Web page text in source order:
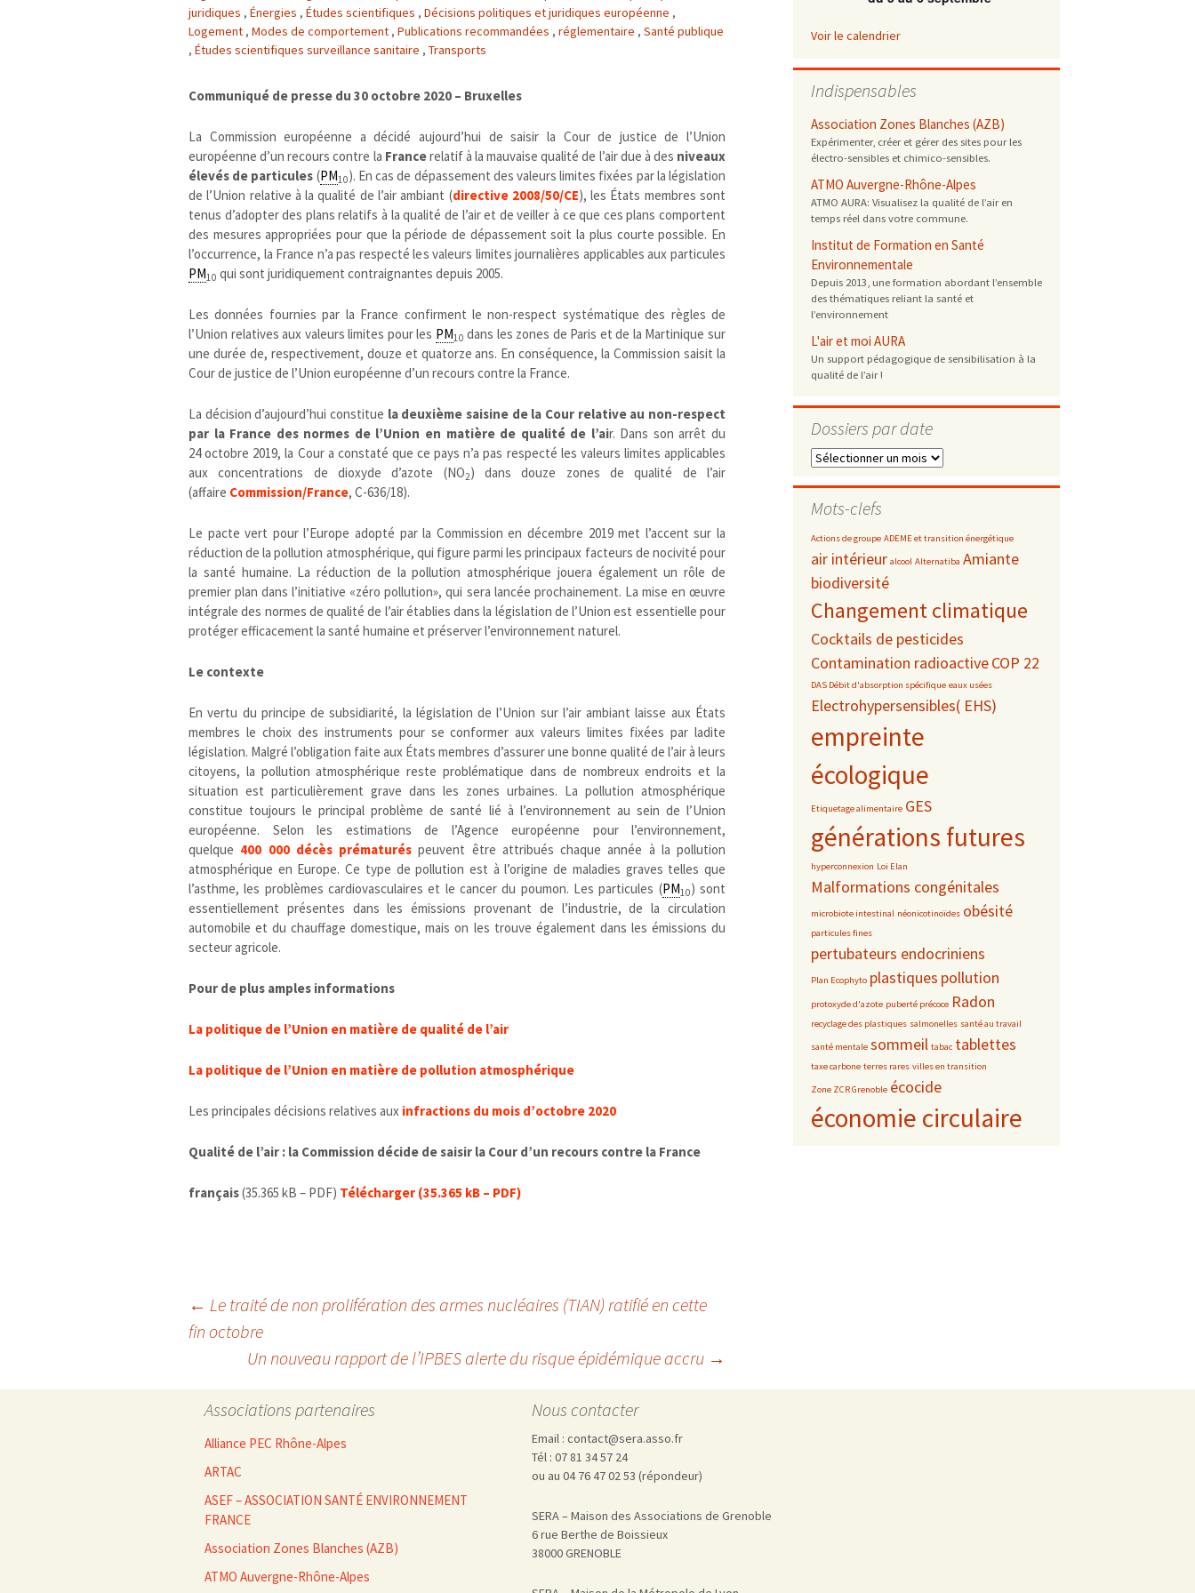
emballages
modes de conservation et de cuisson
positionnement citoyen / ONG
Biodiversité
Contamination infectieuse
cancérigène / mutagène / reprotoxique
métaux lourds et autres
perturbateurs endocriniens
PFAS
Déchets
économie circulaire
recyclage
traitements
Décisions politiques et juridiques
européenne
internationale
nationale
Eau
mers et océans
superficielles et souterraines
Énergies
fossiles
renouvelables / transition énergétique
Environnement numérique
Études scientifiques
épidémiologique
surveillance sanitaire
toxicologique
Jurisprudence
Logement
Modes de comportement
offre de soins
Petite enfance
dispositifs de santé, vaccins
Population à risque
adolescents
exposition professionnelle
femmes enceintes / enfants
Publications recommandées
mobile, WIFI, Linky, …)
Santé publique
Sols
Technologies
écrans / jeux vidéos
Tourisme
juridiques , Énergies , Études scientifiques , Décisions politiques et juridiques européenne ,
Logement , Modes de comportement , Publications recommandées , réglementaire , Santé publique
, Études scientifiques surveillance sanitaire , Transports
Communiqué de presse du 30 octobre 2020 – Bruxelles
La Commission européenne a décidé aujourd’hui de saisir la Cour de justice de l’Union
européenne d’un recours contre la Francerelatif à la mauvaise qualité de l’air due à des niveaux
élevés de particules (PM10). En cas de dépassement des valeurs limites fixées par la législation
de l’Union relative à la qualité de l’air ambiant (directive 2008/50/CE), les États membres sont
tenus d’adopter des plans relatifs à la qualité de l’air et de veiller à ce que ces plans comportent
des mesures appropriées pour que la période de dépassement soit la plus courte possible. En
l’occurrence, la France n’a pas respecté les valeurs limites journalières applicables aux particules
PM10 qui sont juridiquement contraignantes depuis 2005.
Les données fournies par la France confirment le non-respect systématique des règles de
l’Union relatives aux valeurs limites pour les PM10 dans les zones de Paris et de la Martinique sur
une durée de, respectivement, douze et quatorze ans. En conséquence, la Commission saisit la
Cour de justice de l’Union européenne d’un recours contre la France.
La décision d’aujourd’hui constitue la deuxième saisine de la Cour relative au non-respect
par la France des normes de l’Union en matière de qualité de l’air. Dans son arrêt du
24 octobre 2019, la Cour a constaté que ce pays n’a pas respecté les valeurs limites applicables
aux concentrations de dioxyde d’azote (NO2) dans douze zones de qualité de l’air
(affaire Commission/France, C-636/18).
Le pacte vert pour l’Europe adopté par la Commission en décembre 2019 met l’accent sur la
réduction de la pollution atmosphérique, qui figure parmi les principaux facteurs de nocivité pour
la santé humaine. La réduction de la pollution atmosphérique jouera également un rôle de
premier plan dans l’initiative «zéro pollution», qui sera lancée prochainement. La mise en œuvre
intégrale des normes de qualité de l’air établies dans la législation de l’Union est essentielle pour
protéger efficacement la santé humaine et préserver l’environnement naturel.
Le contexte
En vertu du principe de subsidiarité, la législation de l’Union sur l’air ambiant laisse aux États
membres le choix des instruments pour se conformer aux valeurs limites fixées par ladite
législation. Malgré l’obligation faite aux États membres d’assurer une bonne qualité de l’air à leurs
citoyens, la pollution atmosphérique reste problématique dans de nombreux endroits et la
situation est particulièrement grave dans les zones urbaines. La pollution atmosphérique
constitue toujours le principal problème de santé lié à l’environnement au sein de l’Union
européenne. Selon les estimations de l’Agence européenne pour l’environnement,
quelque 400 000 décès prématurés peuvent être attribués chaque année à la pollution
atmosphérique en Europe. Ce type de pollution est à l’origine de maladies graves telles que
l’asthme, les problèmes cardiovasculaires et le cancer du poumon. Les particules (PM10) sont
essentiellement présentes dans les émissions provenant de l’industrie, de la circulation
automobile et du chauffage domestique, mais on les trouve également dans les émissions du
secteur agricole.
Pour de plus amples informations
La politique de l’Union en matière de qualité de l’air
La politique de l’Union en matière de pollution atmosphérique
Les principales décisions relatives aux infractions du mois d’octobre 2020
Qualité de l’air : la Commission décide de saisir la Cour d’un recours contre la France
français(35.365 kB – PDF) Télécharger (35.365 kB – PDF)
Navigation
← Le traité de non prolifération des armes nucléaires (TIAN) ratifié en cette
fin octobre
Un nouveau rapport de l’IPBES alerte du risque épidémique accru →
Voir le calendrier
Indispensables
Association Zones Blanches (AZB)
Expérimenter, créer et gérer des sites pour les
électro-sensibles et chimico-sensibles.
ATMO Auvergne-Rhône-Alpes
ATMO AURA: Visualisez la qualité de l’air en
temps réel dans votre commune.
Institut de Formation en Santé
Environnementale
Depuis 2013, une formation abordant l’ensemble
des thématiques reliant la santé et
l’environnement
L'air et moi AURA
Un support pédagogique de sensibilisation à la
qualité de l’air !
Dossiers par date
Dossiers
date
Mots-clefs
Actions de groupe ADEME et transition énergétique
air intérieur alcool Alternatiba Amiante
biodiversité
Changement climatique
Cocktails de pesticides
Contamination radioactiveCOP 22
DAS Débit d'absorption spécifique eaux usées
Electrohypersensibles( EHS)
empreinte
écologique
Etiquetage alimentaire GES
générations futures
hyperconnexion Loi Elan
Malformations congénitales
microbiote intestinal néonicotinoïdes obésité
particules fines
pertubateurs endocriniens
Plan Ecophyto plastiques pollution
protoxyde d'azote puberté précoce Radon
recyclage des plastiques salmonelles santé au travail
santé mentale sommeil tabac tablettes
taxe carbone terres rares villes en transition
Zone ZCR Grenoble écocide
économie circulaire
Associations partenaires
Alliance PEC Rhône-Alpes
ARTAC
ASEF – ASSOCIATION SANTÉ ENVIRONNEMENT
FRANCE
Association Zones Blanches (AZB)
ATMO Auvergne-Rhône-Alpes
Nous contacter
Email : contact@sera.asso.fr
Tél : 07 81 34 57 24
ou au 04 76 47 02 53 (répondeur)
SERA – Maison des Associations de Grenoble
6 rue Berthe de Boissieux
38000 GRENOBLE